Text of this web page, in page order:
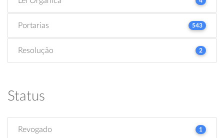
Portarias 543
Resolução 2
Status
Revogado 1